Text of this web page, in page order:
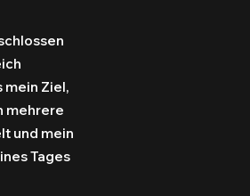
mein Ziel,
mehrere
und mein
Tages